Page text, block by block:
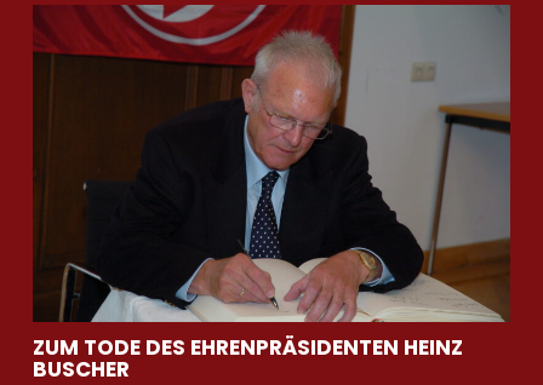
ZUM TODE DES EHRENPRÄSIDENTEN HEINZ
BUSCHER